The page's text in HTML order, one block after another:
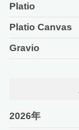
Platio
Platio Canvas
Gravio
2026年